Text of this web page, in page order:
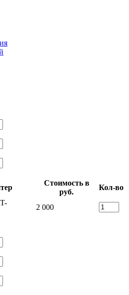
Стоимость в
руб.
Кол-во
2 000